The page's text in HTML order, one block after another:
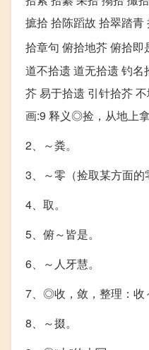
摭拾 拾陈蹈故 拾翠踏
拾章句 俯拾地芥 俯拾即
道不拾遗 道无拾遗 钓
芥 易于拾遗 引针拾芥
画:9 释义◎捡，从地上拿
2、～粪。
3、～零（捡取某方面的
4、取。
5、俯～皆是。
6、～人牙慧。
7、◎收，敛，整理：收
8、～掇。